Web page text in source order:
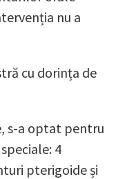
nu a
cu dorința de
s-a optat pentru
4
pterigoide și